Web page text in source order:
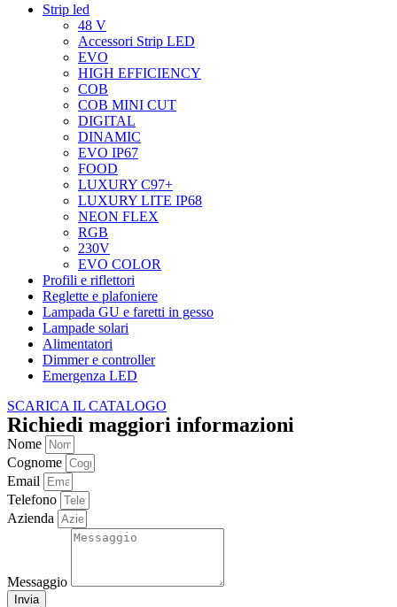
Strip led
48 V
Accessori Strip LED
EVO
HIGH EFFICIENCY
COB
COB MINI CUT
DIGITAL
DINAMIC
EVO IP67
FOOD
LUXURY C97+
LUXURY LITE IP68
NEON FLEX
RGB
230V
EVO COLOR
Profili e riflettori
Reglette e plafoniere
Lampada GU e faretti in gesso
Lampade solari
Alimentatori
Dimmer e controller
Emergenza LED
SCARICA IL CATALOGO
Richiedi maggiori informazioni
Nome
Cognome
Email
Telefono
Azienda
Messaggio
Invia